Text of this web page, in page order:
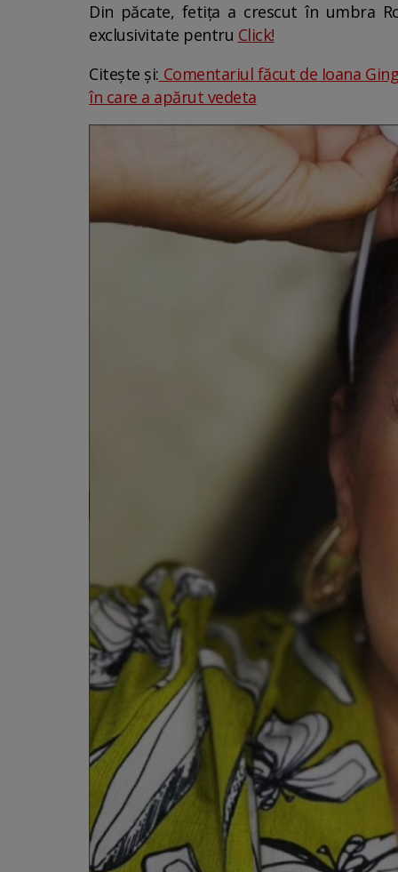
Din păcate, fetița a crescut în umbra
exclusivitate pentru Click!
Citește și: Comentariul făcut de Ioana
în care a apărut vedeta